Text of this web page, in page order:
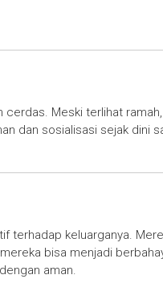
Meski terlihat
dan sosialisasi sejak dini
terhadap keluarganya.
bisa menjadi
aman.